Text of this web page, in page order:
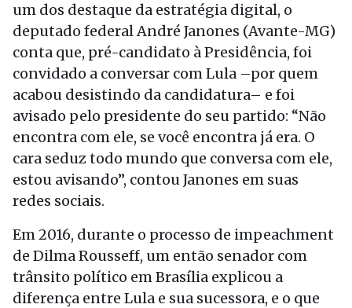
um dos destaque da estratégia digital, o
deputado federal André Janones (Avante-MG)
conta que, pré-candidato à Presidência, foi
convidado a conversar com Lula –por quem
acabou desistindo da candidatura– e foi
avisado pelo presidente do seu partido: “Não
encontra com ele, se você encontra já era. O
cara seduz todo mundo que conversa com ele,
estou avisando”, contou Janones em suas
redes sociais.
Em 2016, durante o processo de impeachment
de Dilma Rousseff, um então senador com
trânsito político em Brasília explicou a
diferença entre Lula e sua sucessora, e o que